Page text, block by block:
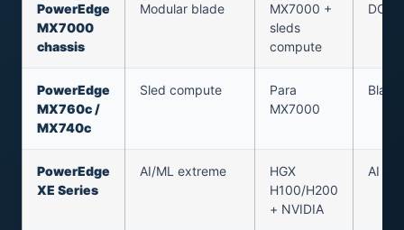
PowerEdge
MX7000
chassis
Modular blade
MX7000 +
sleds
compute
DC
PowerEdge
MX760c /
MX740c
Sled compute
Para
MX7000
Blade
PowerEdge
XE Series
AI/ML extreme
HGX
H100/H200
+ NVIDIA
AI